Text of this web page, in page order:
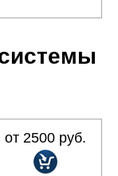
от 2500 руб.